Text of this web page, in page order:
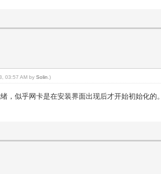
03:57 AM bySolin .)
，似乎网卡是在安装界面出现后才开始初始化的。